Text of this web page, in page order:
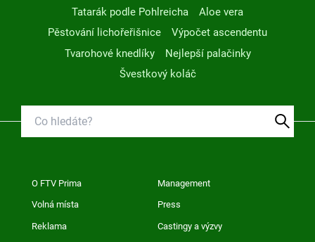
Tatarák podle Pohlreicha
Aloe vera
Pěstování lichořeřišnice
Výpočet ascendentu
Tvarohové knedlíky
Nejlepší palačinky
Švestkový koláč
O FTV Prima Management
Volná místa Press
Reklama Castingy a výzvy